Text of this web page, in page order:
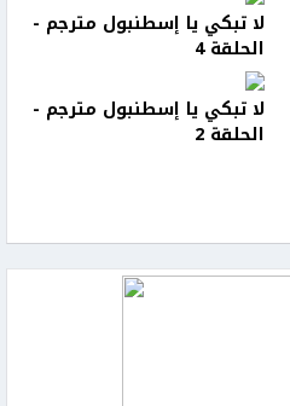
لا تبكي يا إسطنبول مترجم -
الحلقة 4
لا تبكي يا إسطنبول مترجم -
الحلقة 2